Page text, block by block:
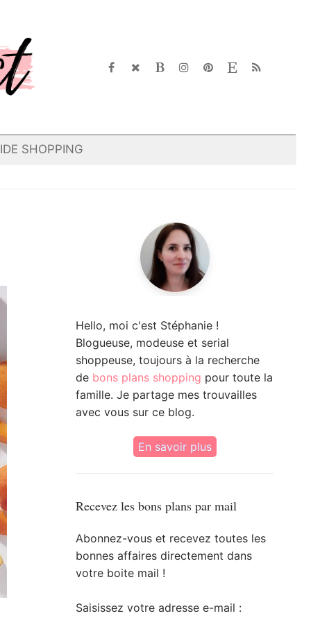
SHOPPING
Hello, moi c'est Stéphanie !
Blogueuse, modeuse et serial
shoppeuse, toujours à la recherche
de bons plans shopping pour toute la
famille. Je partage mes trouvailles
avec vous sur ce blog.
En savoir plus
Recevez les bons plans par mail
Abonnez-vous et recevez toutes les
bonnes affaires directement dans
votre boite mail !
Saisissez votre adresse e-mail :